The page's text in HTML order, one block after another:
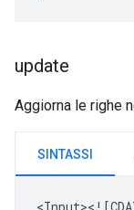
update
Aggiorna le righe
SINTASSI